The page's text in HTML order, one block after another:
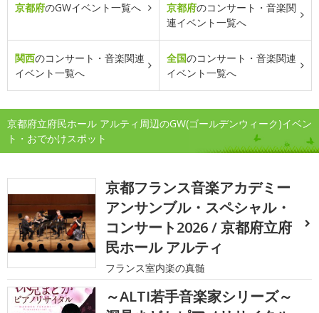
京都府のGWイベント一覧へ 京都府のコンサート・音楽関
連イベント一覧へ
関西のコンサート・音楽関連
イベント一覧へ
全国のコンサート・音楽関連
イベント一覧へ
京都府立府民ホール アルティ周辺のGW(ゴールデンウィーク)イベン
ト・おでかけスポット
京都フランス音楽アカデミー
アンサンブル・スペシャル・
コンサート2026 / 京都府立府
民ホール アルティ
フランス室内楽の真髄
～ALTI若手音楽家シリーズ～